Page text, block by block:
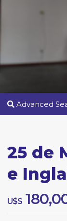
Advanced
25 de
e
U$S